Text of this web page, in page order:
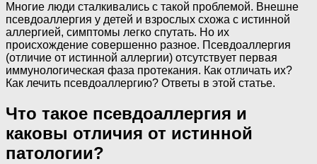
Многие люди сталкивались с такой проблемой. Внешне
псевдоаллергия у детей и взрослых схожа с истинной
аллергией, симптомы легко спутать. Но их
происхождение совершенно разное. Псевдоаллергия
(отличие от истинной аллергии) отсутствует первая
иммунологическая фаза протекания. Как отличать их?
Как лечить псевдоаллергию? Ответы в этой статье.
Что такое псевдоаллергия и
каковы отличия от истинной
патологии?